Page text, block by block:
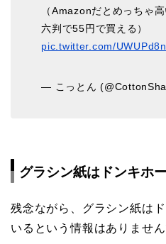
（Amazonだとめっちゃ
六判で55円で買える）
pic.twitter.com/
— こっとん
グラシン紙はドンキホ
残念ながら、グラシン紙は
いるという情報はありません